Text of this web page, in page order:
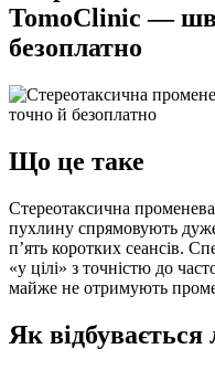
TomoClinic —
безоплатно
Що це таке
Стереотаксична
пухлину спрямовують
п’ять коротких сеансів.
«у цілі» з точністю до
майже не отримують
Як відбувається